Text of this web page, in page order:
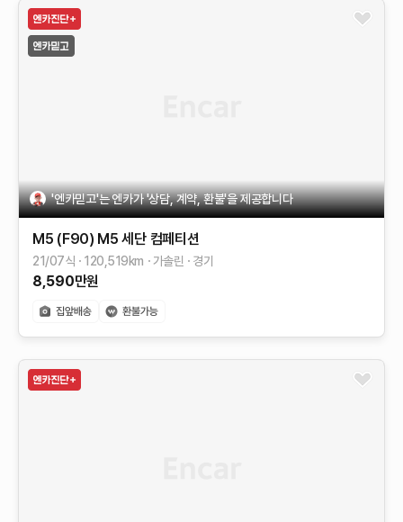
'엔카믿고'는 엔카가 '상담, 계약, 환불'을 제공합니다
M5 (F90) M5 세단 컴페티션
21/07식 120,519km 가솔린 경기
8,590만원